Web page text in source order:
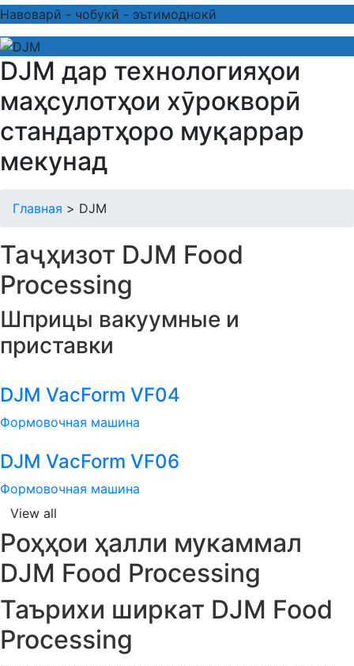
Навоварӣ - чобукӣ - эътимоднокӣ
DJM дар технологияҳои
маҳсулотҳои хӯрокворӣ
стандартҳоро муқаррар
мекунад
Главная > DJM
Таҷҳизот DJM Food
Processing
Шприцы вакуумные и
приставки
DJM VacForm VF04
Формовочная машина
DJM VacForm VF06
Формовочная машина
View all
Роҳҳои ҳалли мукаммал
DJM Food Processing
Таърихи ширкат DJM Food
Processing